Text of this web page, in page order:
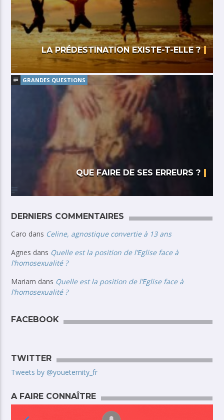
LA PRÉDESTINATION EXISTE-T-ELLE ?
GRANDES QUESTIONS
QUE FAIRE DE SES ERREURS ?
DERNIERS COMMENTAIRES
Caro dans Celine, agnostique convertie à 13 ans
Agnes dans Quelle est la position de l’Eglise face à
l’homosexualité ?
Mariam dans Quelle est la position de l’Eglise face à
l’homosexualité ?
FACEBOOK
TWITTER
Tweets by @youeternity_fr
A FAIRE CONNAÎTRE